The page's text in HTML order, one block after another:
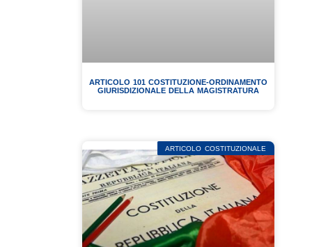
ARTICOLO 101 COSTITUZIONE-ORDINAMENTO
GIURISDIZIONALE DELLA MAGISTRATURA
ARTICOLO COSTITUZIONALE